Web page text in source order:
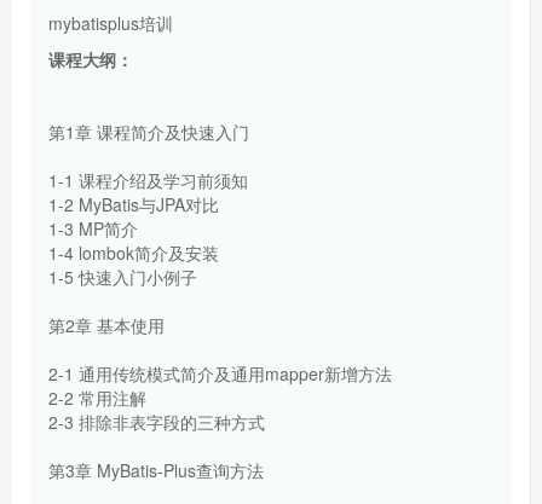
mybatisplus培训
课程大纲：
第1章 课程简介及快速入门
1-1 课程介绍及学习前须知
1-2 MyBatis与JPA对比
1-3 MP简介
1-4 lombok简介及安装
1-5 快速入门小例子
第2章 基本使用
2-1 通用传统模式简介及通用mapper新增方法
2-2 常用注解
2-3 排除非表字段的三种方式
第3章 MyBatis-Plus查询方法